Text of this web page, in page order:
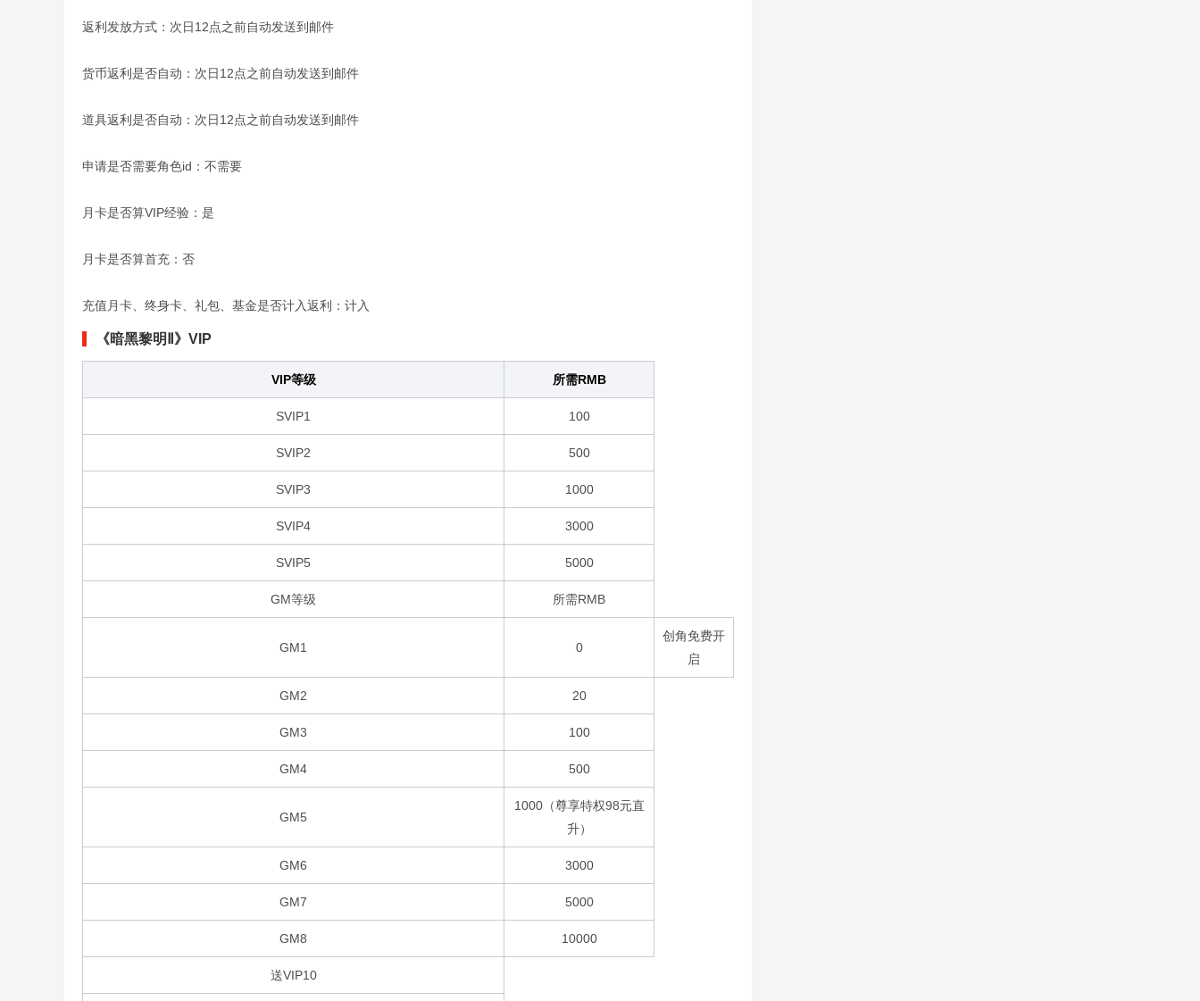
返利发放方式：次日12点之前自动发送到邮件
货币返利是否自动：次日12点之前自动发送到邮件
道具返利是否自动：次日12点之前自动发送到邮件
申请是否需要角色id：不需要
月卡是否算VIP经验：是
月卡是否算首充：否
充值月卡、终身卡、礼包、基金是否计入返利：计入
《暗黑黎明Ⅱ》VIP
VIP等级 所需RMB
SVIP1 100
SVIP2 500
SVIP3 1000
SVIP4 3000
SVIP5 5000
GM等级 所需RMB
GM1 0
创角免费开
启
GM2 20
GM3 100
GM4 500
GM5
1000（尊享特权98元直
升）
GM6 3000
GM7 5000
GM8 10000
送VIP10